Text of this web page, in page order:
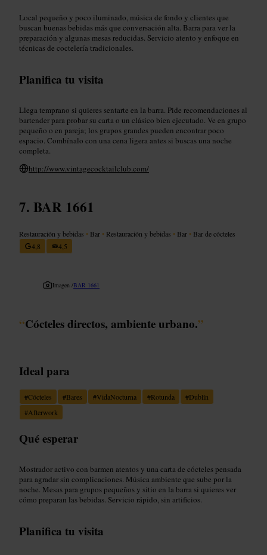
Local pequeño y poco iluminado, música de fondo y clientes que
buscan buenas bebidas más que conversación alta. Barra para ver la
preparación y algunas mesas reducidas. Servicio atento y enfoque en
técnicas de coctelería tradicionales.
Planifica tu visita
Llega temprano si quieres sentarte en la barra. Pide recomendaciones al
bartender para probar su carta o un clásico bien ejecutado. Ve en grupo
pequeño o en pareja; los grupos grandes pueden encontrar poco
espacio. Combínalo con una cena ligera antes si buscas una noche
completa.
http://www.vintagecocktailclub.com/
BAR 1661
Restauración y bebidas • Bar • Restauración y bebidas • Bar • Bar de cócteles
4,8
4,5
Imagen /BAR 1661
“Cócteles directos, ambiente urbano.”
Ideal para
#Cócteles #Bares #VidaNocturna #Rotunda #Dublín
#Afterwork
Qué esperar
Mostrador activo con barmen atentos y una carta de cócteles pensada
para agradar sin complicaciones. Música ambiente que sube por la
noche. Mesas para grupos pequeños y sitio en la barra si quieres ver
cómo preparan las bebidas. Servicio rápido, sin artificios.
Planifica tu visita